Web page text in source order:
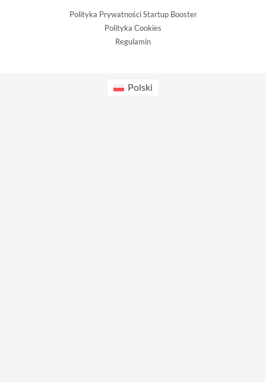
Polityka Prywatności Startup Booster
Polityka Cookies
Regulamin
Polski